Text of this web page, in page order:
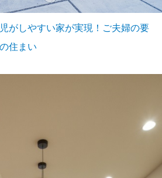
がしやすい家が実現！ご夫婦の要
住まい